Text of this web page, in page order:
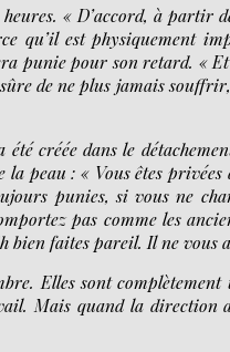
« D’accord, à partir
qu’il est physiquement
punie pour son retard. «
de ne plus jamais
créée dans le
peau : « Vous êtes
punies, si vous ne
pas comme les
bien faites pareil. Il ne
Elles sont complètement
Mais quand la direction